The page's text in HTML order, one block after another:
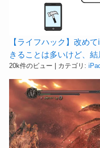
【ライフハック】改め
きることは多いけど、
20k件のビュー カテゴリ: